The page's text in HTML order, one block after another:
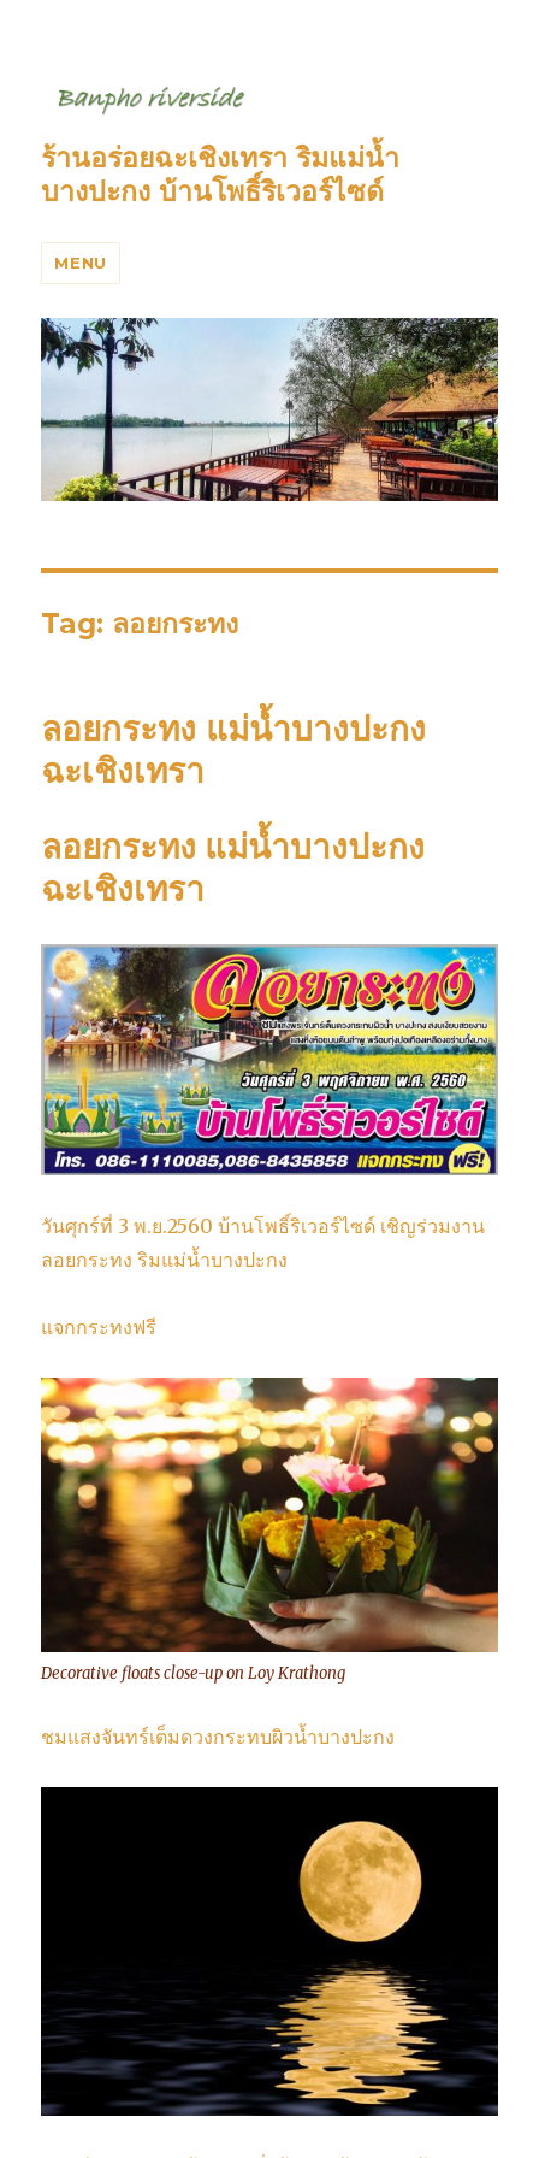
ร้านอร่อยฉะเชิงเทรา ริมแม่น้ำ
บางปะกง บ้านโพธิ์ริเวอร์ไซด์
MENU
Tag: ลอยกระทง
ลอยกระทง แม่น้ำบางปะกง
ฉะเชิงเทรา
ลอยกระทง แม่น้ำบางปะกง
ฉะเชิงเทรา
วันศุกร์ที่ 3 พ.ย.2560 บ้านโพธิ์ริเวอร์ไซด์ เชิญร่วมงาน
ลอยกระทง ริมแม่น้ำบางปะกง
แจกกระทงฟรี
Decorative floats close-up on Loy Krathong
ชมแสงจันทร์เต็มดวงกระทบผิวน้ำบางปะกง